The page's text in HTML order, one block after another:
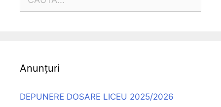
Anunțuri
DEPUNERE DOSARE LICEU 2025/2026